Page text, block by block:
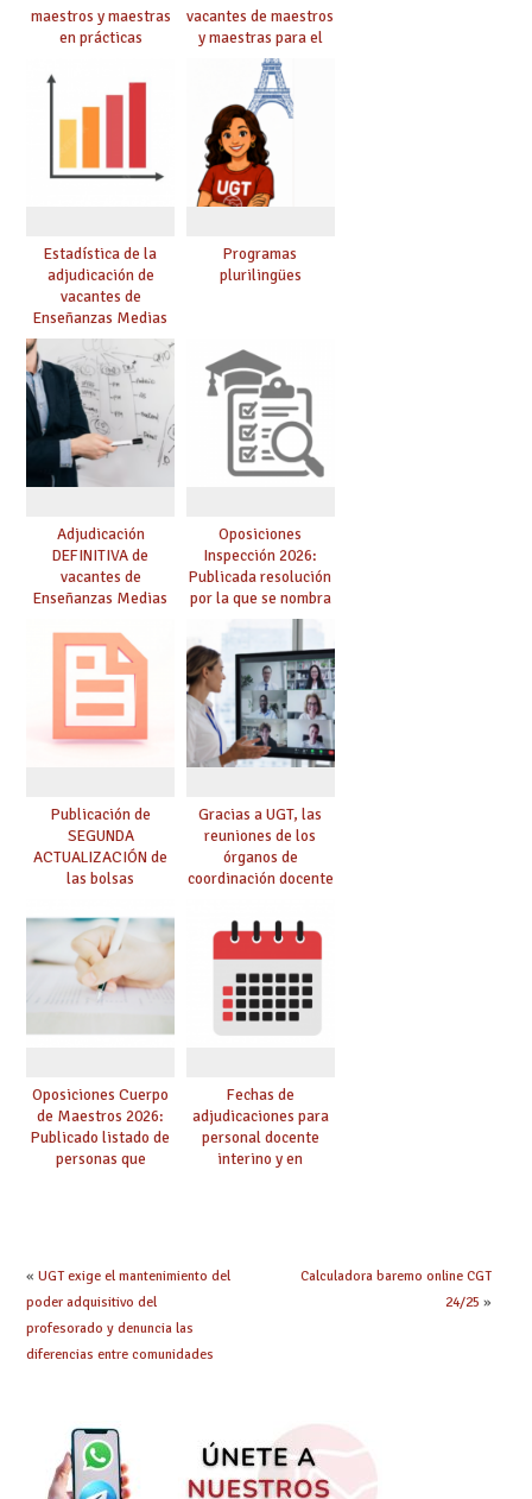
maestros y maestras
en prácticas
vacantes de maestros
y maestras para el
curso 26-27
Estadística de la
adjudicación de
vacantes de
Enseñanzas Medias
para el curso 26/27
Programas
plurilingües
Adjudicación
DEFINITIVA de
vacantes de
Enseñanzas Medias
Oposiciones
Inspección 2026:
Publicada resolución
por la que se nombra
funcionarios/as en
prácticas, se regulan
dichas prácticas y se
convoca acto público
de adjudicación
Publicación de
SEGUNDA
ACTUALIZACIÓN de
las bolsas
Cuerpo de Maestros
de especialidades
convocadas a
oposición
Gracias a UGT, las
reuniones de los
órganos de
coordinación docente
de manera
telemática, sin exigir
presencialidad en el
centro
Oposiciones Cuerpo
de Maestros 2026:
Publicado listado de
personas que
Fechas de
adjudicaciones para
personal docente
interino y en
« UGT exige el mantenimiento del
poder adquisitivo del
profesorado y denuncia las
diferencias entre comunidades
Calculadora baremo online CGT
24/25 »